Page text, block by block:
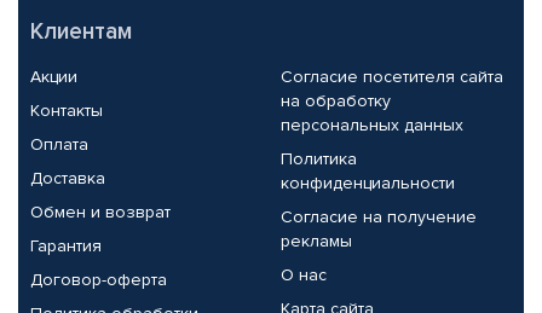
Клиентам
Акции
Контакты
Оплата
Доставка
Обмен и возврат
Гарантия
Договор-оферта
Согласие посетителя сайта
на обработку
персональных данных
Политика
конфиденциальности
Согласие на получение
рекламы
О нас
Карта сайта